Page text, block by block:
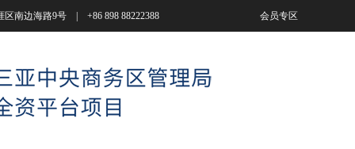
区南边海路9号 | +86 898 88222388 会员专区